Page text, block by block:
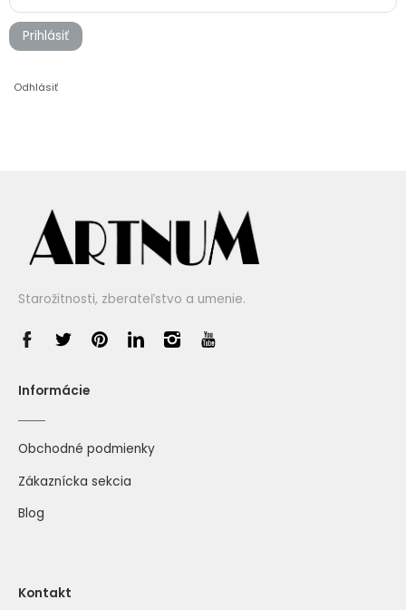
Prihlásiť
Odhlásiť
Starožitnosti, zberateľstvo a umenie.
Informácie
Obchodné podmienky
Zákaznícka sekcia
Blog
Kontakt